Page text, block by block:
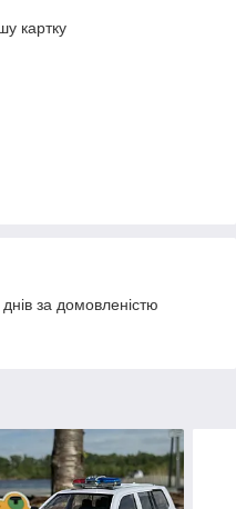
картку
за домовленістю